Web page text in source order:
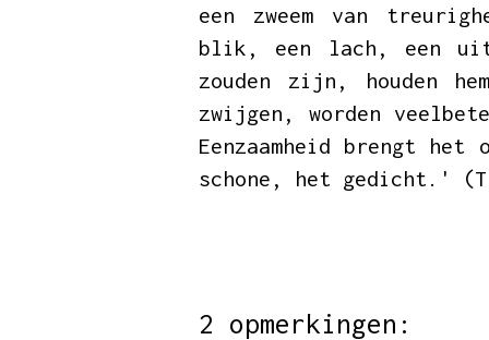
een zweem van
blik, een lach, een
zouden zijn, houden
zwijgen, worden
Eenzaamheid brengt
schone, het gedicht.'
2 opmerkingen: